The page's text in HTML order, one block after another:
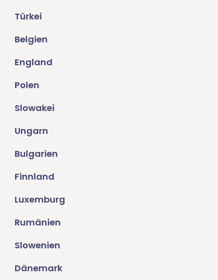
Türkei
Belgien
England
Polen
Slowakei
Ungarn
Bulgarien
Finnland
Luxemburg
Rumänien
Slowenien
Dänemark